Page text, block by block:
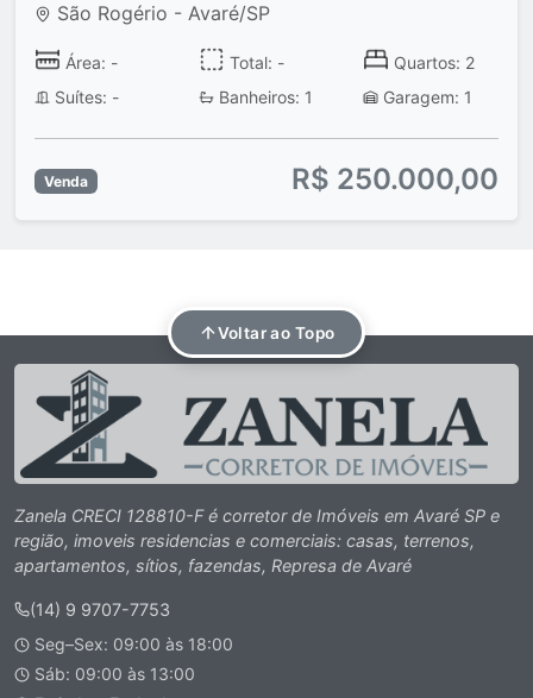
São Rogério - Avaré/SP
Área: - Total: -
Quartos: 2
Suítes: -
Banheiros: 1 Garagem: 1
Venda R$ 250.000,00
Voltar ao Topo
Zanela CRECI 128810-F é corretor de Imóveis em Avaré SP e
região, imoveis residencias e comerciais: casas, terrenos,
apartamentos, sítios, fazendas, Represa de Avaré
(14) 9 9707-7753
Seg–Sex: 09:00 às 18:00
Sáb: 09:00 às 13:00